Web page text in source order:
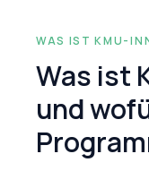
WAS IST KMU-
Was ist
und